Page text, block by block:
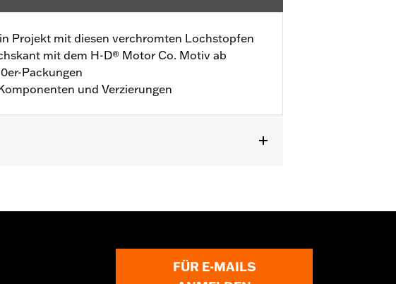
Projekt mit diesen verchromten Lochstopfen
mit dem H-D® Motor Co. Motiv ab
Packungen
und Verzierungen
FÜR E-MAILS